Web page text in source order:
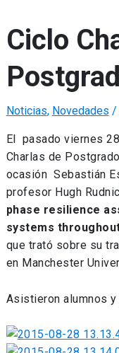
Ciclo
Noticias, Novedades /
El pasado viernes
Charlas de
ocasión Sebastián
profesor Hugh
phase resilience
systems
que trató sobre su
en Manchester
Asistieron alumnos